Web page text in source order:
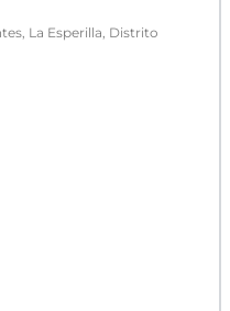
La Esperilla, Distrito